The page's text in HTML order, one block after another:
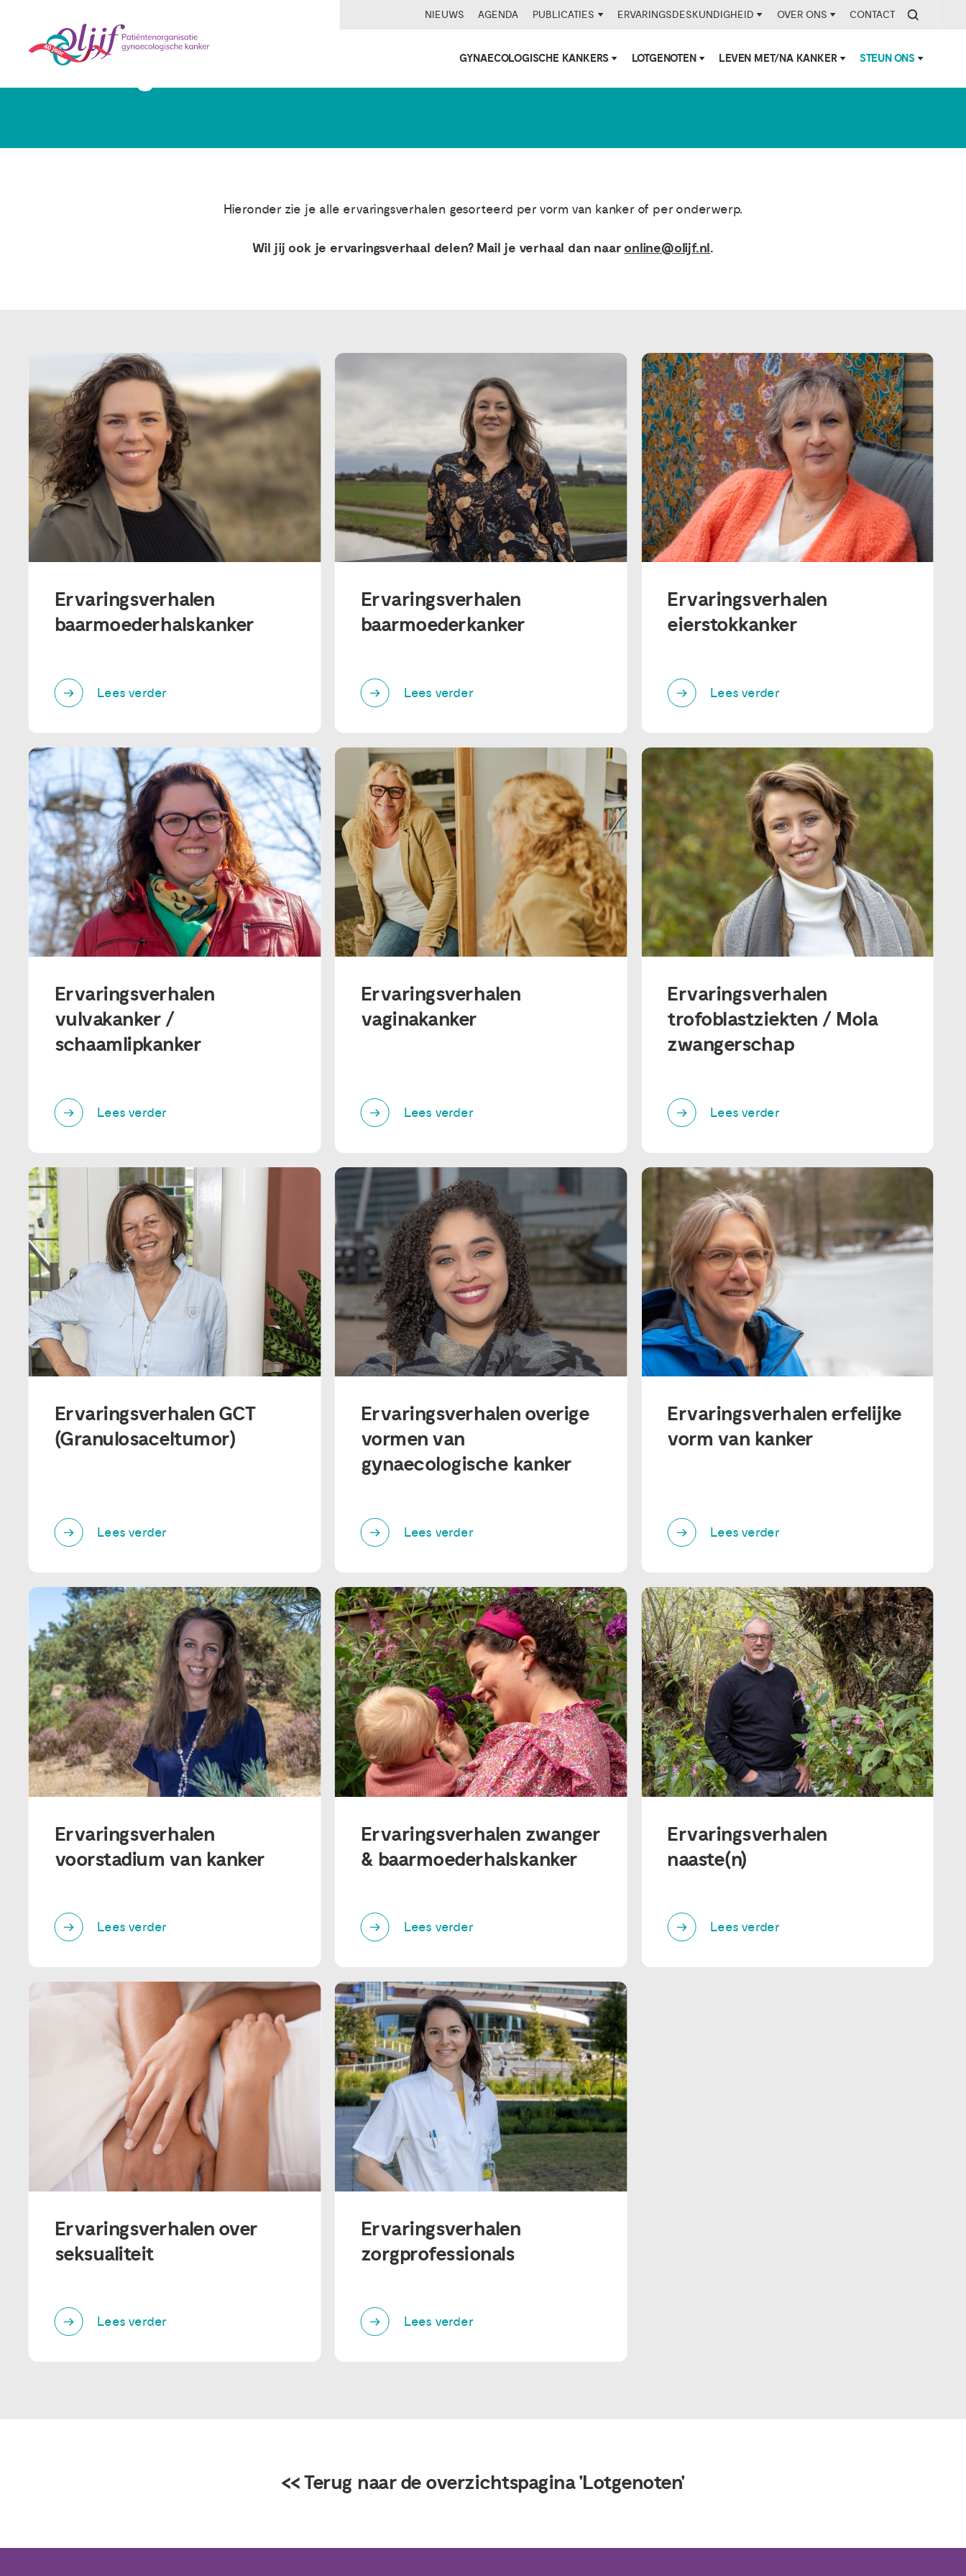
NIEUWS AGENDA PUBLICATIES ERVARINGSDESKUNDIGHEID OVER ONS CONTACT
GYNAECOLOGISCHE KANKERS LOTGENOTEN LEVEN MET/NA KANKER STEUN ONS
Ervaringsverhalen
Hieronder zie je alle ervaringsverhalen gesorteerd per vorm van kanker of per onderwerp.
Wil jij ook je ervaringsverhaal delen? Mail je verhaal dan naar online@olijf.nl.
Ervaringsverhalen
baarmoederhalskanker
Lees verder
Ervaringsverhalen
baarmoederkanker
Lees verder
Ervaringsverhalen
eierstokkanker
Lees verder
Ervaringsverhalen
vulvakanker /
schaamlipkanker
Lees verder
Ervaringsverhalen
vaginakanker
Lees verder
Ervaringsverhalen
trofoblastziekten / Mola
zwangerschap
Lees verder
Ervaringsverhalen GCT
(Granulosaceltumor)
Lees verder
Ervaringsverhalen overige
vormen van
gynaecologische kanker
Lees verder
Ervaringsverhalen erfelijke
vorm van kanker
Lees verder
Ervaringsverhalen
voorstadium van kanker
Lees verder
Ervaringsverhalen zwanger
& baarmoederhalskanker
Lees verder
Ervaringsverhalen
naaste(n)
Lees verder
Ervaringsverhalen over
seksualiteit
Lees verder
Ervaringsverhalen
zorgprofessionals
Lees verder
<< Terug naar de overzichtspagina 'Lotgenoten'